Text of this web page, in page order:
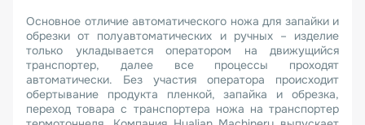
Основное отличие автоматического ножа для запайки и
обрезки от полуавтоматических и ручных – изделие
только укладывается оператором на движущийся
транспортер, далее все процессы проходят
автоматически. Без участия оператора происходит
обертывание продукта пленкой, запайка и обрезка,
переход товара с транспортера ножа на транспортер